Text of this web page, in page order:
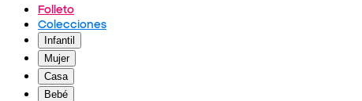
Folleto
Colecciones
Infantil
Mujer
Casa
Bebé